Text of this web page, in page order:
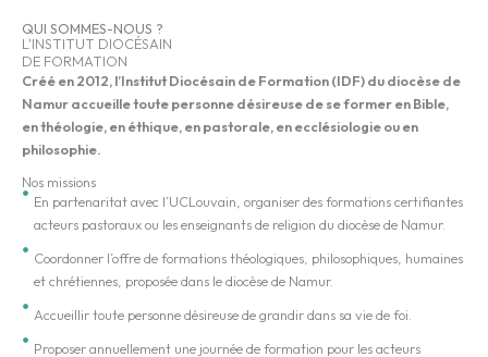
QUI SOMMES-NOUS ?
L'INSTITUT DIOCÉSAIN
DE FORMATION
Créé en 2012, l’Institut Diocésain de Formation (IDF) du diocèse de
Namur accueille toute personne désireuse de se former en Bible,
en théologie, en éthique, en pastorale, en ecclésiologie ou en
philosophie.
Nos missions
En partenaritat avec l’UCLouvain, organiser des formations certifiantes
acteurs pastoraux ou les enseignants de religion du diocèse de Namur.
Coordonner l’offre de formations théologiques, philosophiques, humaines
et chrétiennes, proposée dans le diocèse de Namur.
Accueillir toute personne désireuse de grandir dans sa vie de foi.
Proposer annuellement une journée de formation pour les acteurs